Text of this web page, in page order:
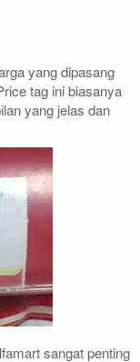
yang dipasang
tag ini biasanya
yang jelas dan
sangat penting